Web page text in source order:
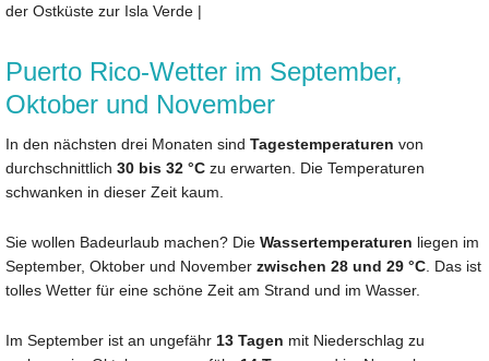
der Ostküste zur Isla Verde |
Puerto Rico-Wetter im September,
Oktober und November
In den nächsten drei Monaten sind Tagestemperaturen von
durchschnittlich 30 bis 32 °C zu erwarten. Die Temperaturen
schwanken in dieser Zeit kaum.
Sie wollen Badeurlaub machen? Die Wassertemperaturen liegen im
September, Oktober und November zwischen 28 und 29 °C . Das ist
tolles Wetter für eine schöne Zeit am Strand und im Wasser.
Im September ist an ungefähr 13 Tagen mit Niederschlag zu